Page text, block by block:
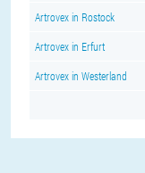
Artrovex in Rostock
Artrovex in Erfurt
Artrovex in Westerland